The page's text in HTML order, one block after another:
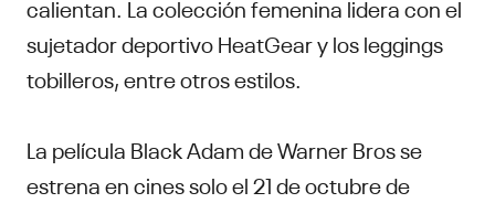
calientan. La colección femenina lidera con el
sujetador deportivo HeatGear y los leggings
tobilleros, entre otros estilos.
La película Black Adam de Warner Bros se
estrena en cines solo el 21 de octubre de